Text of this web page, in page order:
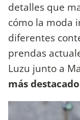
detalles que
cómo la moda
diferentes
prendas
Luzu junto a
más